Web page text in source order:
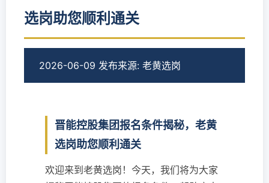
选岗助您顺利通关
2026-06-09 发布来源: 老黄选岗
晋能控股集团报名条件揭秘，老黄
选岗助您顺利通关
欢迎来到老黄选岗！今天，我们将为大家